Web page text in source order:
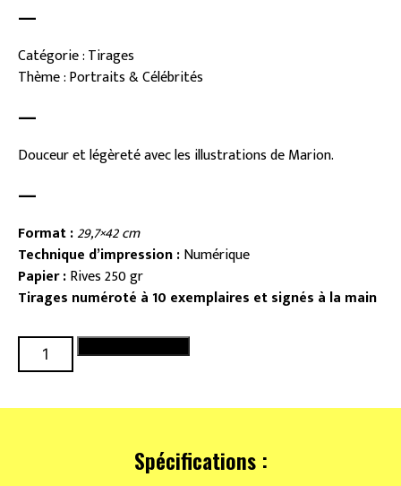
—
Catégorie : Tirages
Thème : Portraits & Célébrités
—
Douceur et légèreté avec les illustrations de Marion.
—
Format :29,7×42 cm
Technique d’impression :Numérique
Papier :Rives 250 gr
Tirages numéroté à 10 exemplaires et signés à la main
quantité
de
Spécifications :